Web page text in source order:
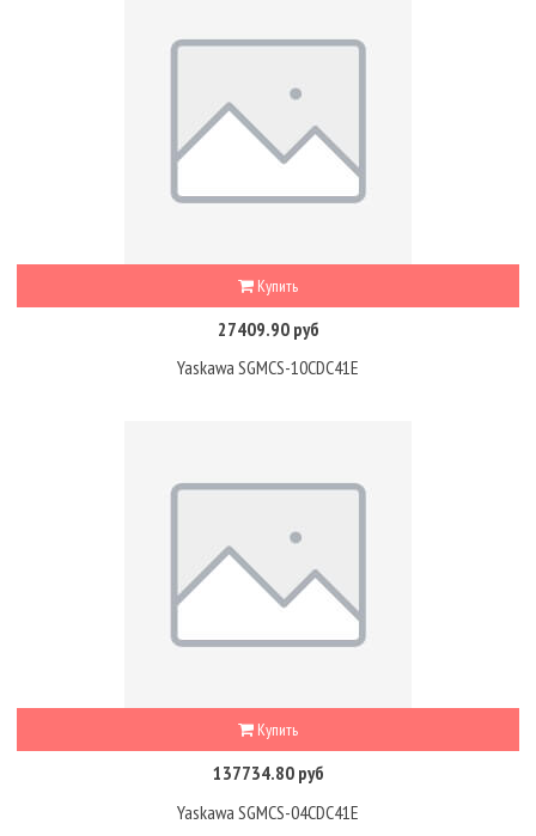
Купить
27409.90 руб
Yaskawa SGMCS-10CDC41E
Купить
137734.80 руб
Yaskawa SGMCS-04CDC41E